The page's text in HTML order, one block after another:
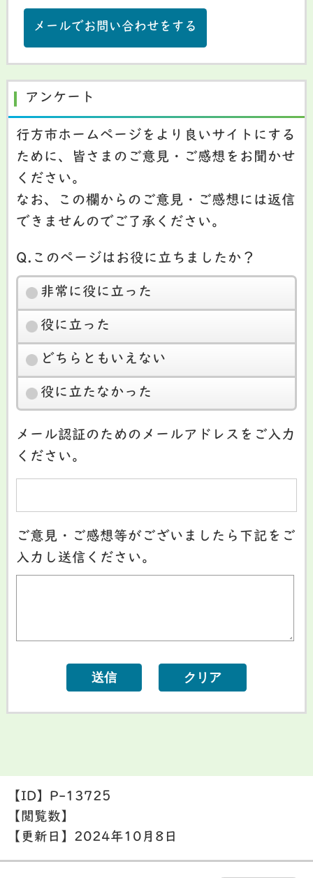
メールでお問い合わせをする
アンケート
行方市ホームページをより良いサイトにする
ために、皆さまのご意見・ご感想をお聞かせ
ください。
なお、この欄からのご意見・ご感想には返信
できませんのでご了承ください。
Q.このページはお役に立ちましたか？
非常に役に立った
役に立った
どちらともいえない
役に立たなかった
メール認証のためのメールアドレスをご入力
ください。
ご意見・ご感想等がございましたら下記をご
入力し送信ください。
【ID】 P-13725
【閲覧数】
【更新日】 2024年10月8日